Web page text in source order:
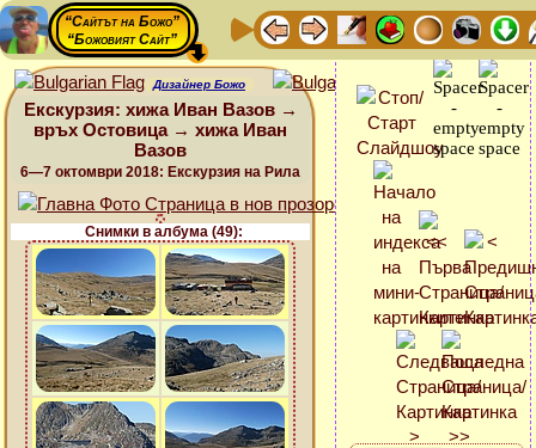
“Сайтът на Божо”
“Божовият Сайт”
Дизайнер Божо
Екскурзия: хижа Иван Вазов →
връх Остовица → хижа Иван
Вазов
6—7 октомври 2018: Екскурзия на Рила
Снимки в албума (49):